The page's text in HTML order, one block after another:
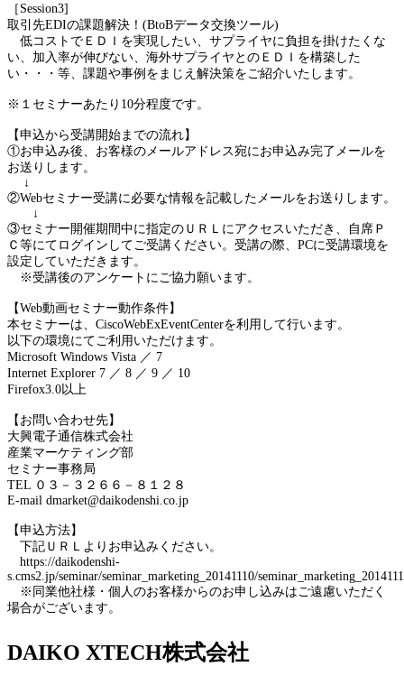
［Session3]
取引先EDIの課題解決！(BtoBデータ交換ツール)
低コストでＥＤＩを実現したい、サプライヤに負担を掛けたくな
い、加入率が伸びない、海外サプライヤとのＥＤＩを構築した
い・・・等、課題や事例をまじえ解決策をご紹介いたします。
※１セミナーあたり10分程度です。
【申込から受講開始までの流れ】
①お申込み後、お客様のメールアドレス宛にお申込み完了メールを
お送りします。
↓
②Webセミナー受講に必要な情報を記載したメールをお送りします。
↓
③セミナー開催期間中に指定のＵＲＬにアクセスいただき、自席Ｐ
Ｃ等にてログインしてご受講ください。受講の際、PCに受講環境を
設定していただきます。
※受講後のアンケートにご協力願います。
【Web動画セミナー動作条件】
本セミナーは、CiscoWebExEventCenterを利用して行います。
以下の環境にてご利用いただけます。
Microsoft Windows Vista ／ 7
Internet Explorer 7 ／ 8 ／ 9 ／ 10
Firefox3.0以上
【お問い合わせ先】
大興電子通信株式会社
産業マーケティング部
セミナー事務局
TEL ０３－３２６６－８１２８
E-mail dmarket@daikodenshi.co.jp
【申込方法】
下記ＵＲＬよりお申込みください。
https://daikodenshi-
s.cms2.jp/seminar/seminar_marketing_20141110/
※同業他社様・個人のお客様からのお申し込みはご遠慮いただく
場合がございます。
DAIKO XTECH株式会社